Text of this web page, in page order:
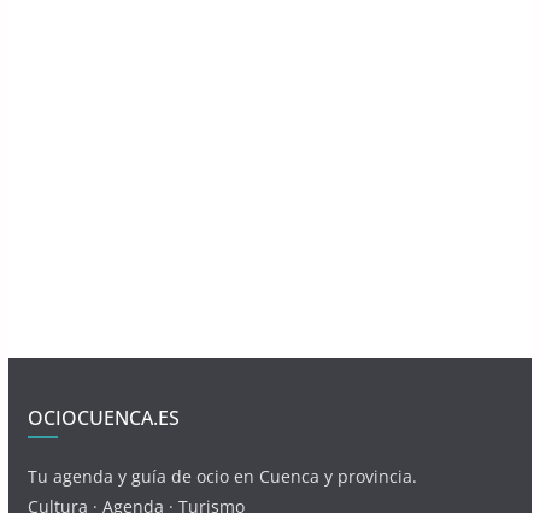
OCIOCUENCA.ES
Tu agenda y guía de ocio en Cuenca y provincia.
Cultura · Agenda · Turismo